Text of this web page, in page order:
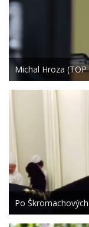
Michal Hroza
Po